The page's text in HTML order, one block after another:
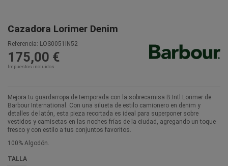
Cazadora Lorimer Denim
Referencia: LOS0051IN52
175,00 €
Impuestos incluidos
Mejora tu guardarropa de temporada con la sobrecamisa B.Intl Lorimer de
Barbour International. Con una silueta de estilo camionero en denim y
detalles de latón, esta pieza recortada es ideal para superponer sobre
vestidos y camisetas en las noches frías de la ciudad, agregando un toque
fresco y con estilo a tus conjuntos favoritos.
100% Algodón.
TALLA